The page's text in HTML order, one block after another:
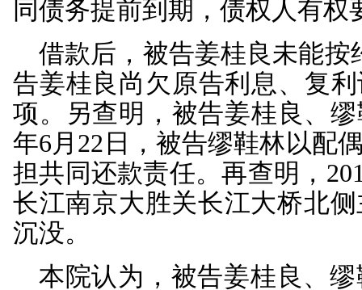
人对逾期借款从逾期之
50%计收罚息，直至
中国人民银行规定计收
同日，原告与被告姜
东公司以其所属“江东
下的债务提供抵押担保
息、逾期利息、罚息